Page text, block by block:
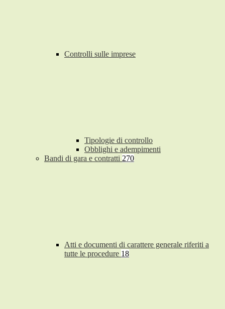
Controlli sulle imprese
Tipologie di controllo
Obblighi e adempimenti
Bandi di gara e contratti 270
Atti e documenti di carattere generale riferiti a
tutte le procedure 18